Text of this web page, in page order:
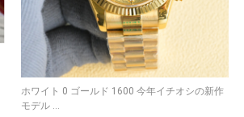
ホワイト 0 ゴールド 1600 今年イチオシの新作
モデル ...